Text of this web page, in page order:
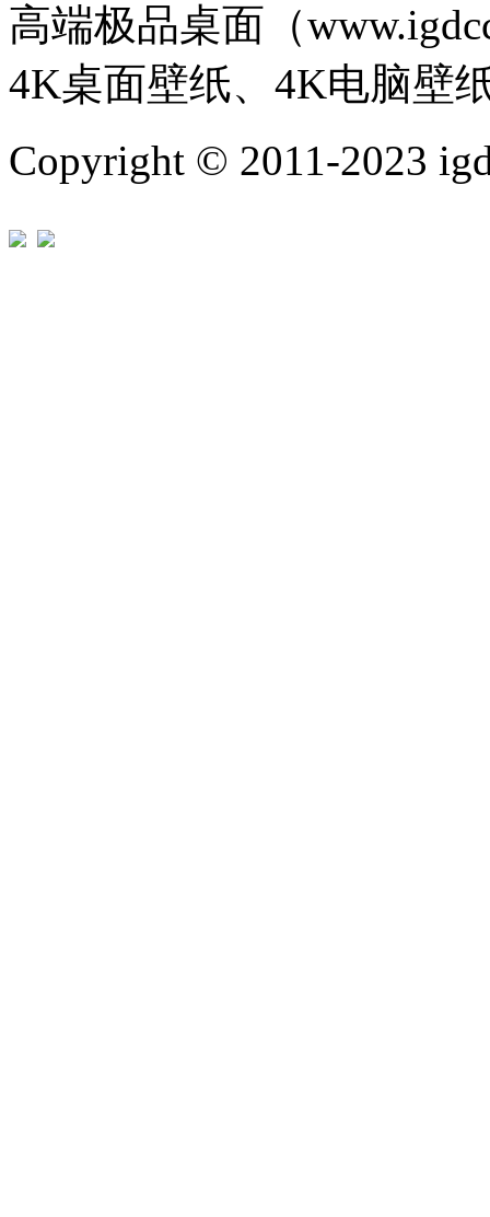
高端极品桌面（
4K桌面壁纸、4K电脑壁
Copyright © 2011-2023